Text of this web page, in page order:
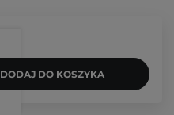
DODAJ DO KOSZYKA